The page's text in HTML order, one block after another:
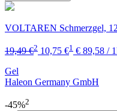
VOLTAREN Schmerzgel,
19,49 €2 10,75 €1 € 89,58 /
Gel
Haleon Germany GmbH
-45%2